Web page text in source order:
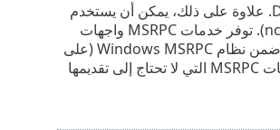
- خدمات MSRPC الأخرى. MSRPC هو تنفيذ Microsoft لآلية DCE RPC. علاوة على ذلك، يمكن أن يستخدم
MSRPC ‏‏ممرات بيانات مسماة محمولة في بروتوكول SMB (مشاركة ملفات الشبكة) للنقل (نقل ncacn_np). توفر خدمات MSRPC واجهات
للوصول إلى أنظمة Windows وإدارتها عن بُعد. تم اكتشاف العديد من ثغرات الأمان واختراقها في الفضاء ضمن نظام Windows MSRPC (على
سبيل المثال، الفيروس المتنقل Conficker والفيروس المتنقل Sasser وغيرها). قم بتعطيل الاتصال بخدمات MSRPC التي لا تحتاج إلى تقديمها